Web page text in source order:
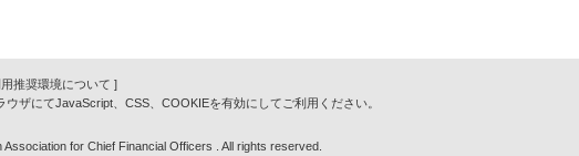
推奨環境について ]
ウザにてJavaScript、CSS、COOKIEを有効にしてご利用ください。
for Chief Financial Officers . All rights reserved.